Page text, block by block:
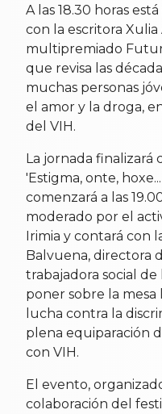
A las 18.30 horas
con la escritora Xulia
multipremiado
que revisa las
muchas personas
el amor y la droga,
del VIH.
La jornada
'Estigma, onte,
comenzará a las
moderado por el
Irimia y contará con
Balvuena, directora
trabajadora social de
poner sobre la mesa
lucha contra la
plena equiparación
con VIH.
El evento,
colaboración del